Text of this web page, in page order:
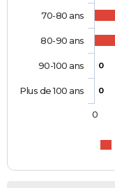
0
0
70-80 ans
80-90 ans
90-100 ans
Plus de 100 ans
0